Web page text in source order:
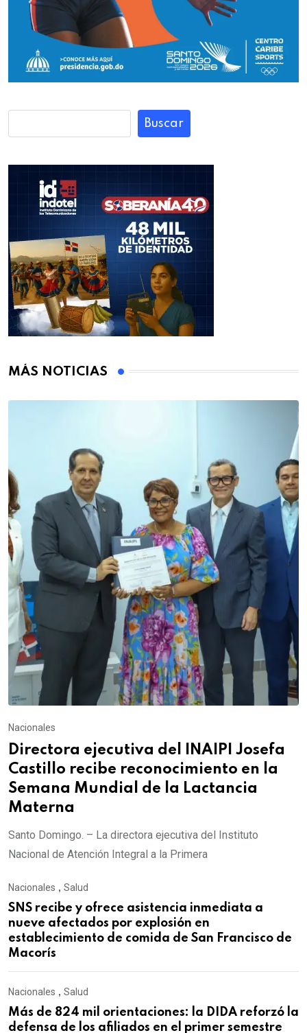
Buscar
MÁS NOTICIAS
Nacionales
Directora ejecutiva del INAIPI Josefa
Castillo recibe reconocimiento en la
Semana Mundial de la Lactancia
Materna
Santo Domingo. – La directora ejecutiva del Instituto
Nacional de Atención Integral a la Primera
Nacionales , Salud
SNS recibe y ofrece asistencia inmediata a
nueve afectados por explosión en
establecimiento de comida de San Francisco de
Macorís
Nacionales , Salud
Más de 824 mil orientaciones: la DIDA reforzó la
defensa de los afiliados en el primer semestre